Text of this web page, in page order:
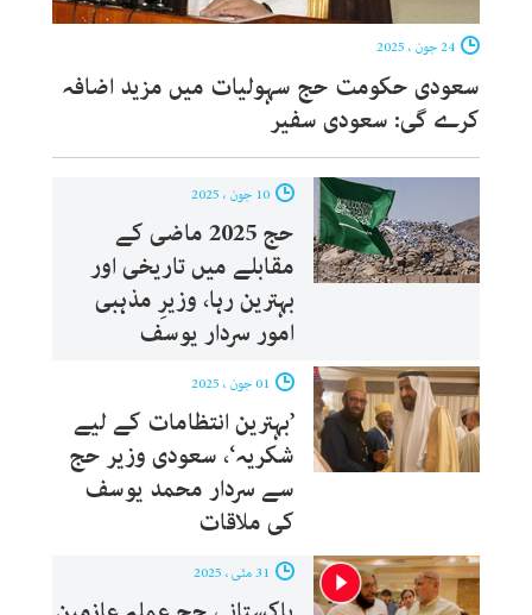
سعودی حکومت حج سہولیات میں مزید اضافہ
کرے گی: سعودی سفیر
حج 2025 ماضی کے
مقابلے میں تاریخی اور
بہترین رہا، وزیرِ مذہبی
امور سردار یوسف
’بہترین انتظامات کے لیے
شکریہ‘، سعودی وزیر حج
سے سردار محمد یوسف
کی ملاقات